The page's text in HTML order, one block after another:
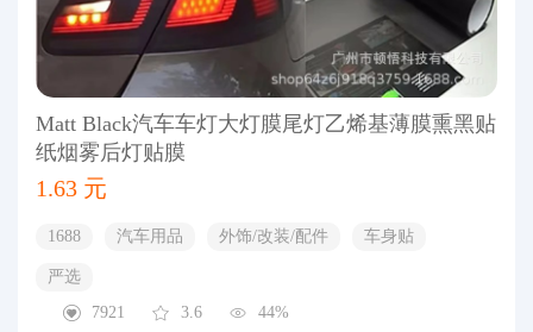
Matt Black汽车车灯大灯膜尾灯乙烯基薄膜熏黑贴
纸烟雾后灯贴膜
1.63 元
1688 汽车用品 外饰/改装/配件 车身贴
严选
7921
3.6 44%